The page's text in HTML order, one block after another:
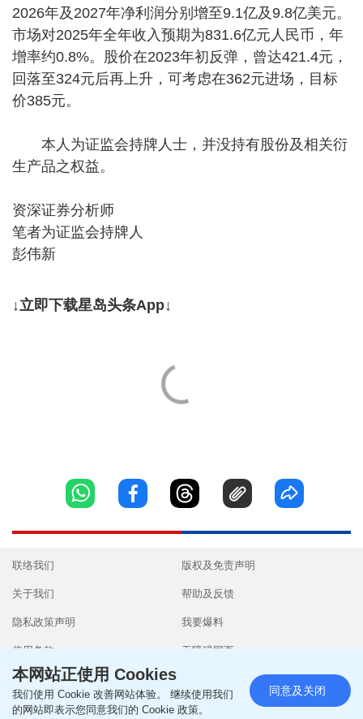
2026年及2027年净利润分别增至9.1亿及9.8亿美元。
市场对2025年全年收入预期为831.6亿元人民币，年
增率约0.8%。股价在2023年初反弹，曾达421.4元，
回落至324元后再上升，可考虑在362元进场，目标
价385元。
本人为证监会持牌人士，并没持有股份及相关衍
生产品之权益。
资深证券分析师
笔者为证监会持牌人
彭伟新
↓立即下载星岛头条App↓
联络我们
关于我们
隐私政策声明
使用条款
版权及免责声明
帮助及反馈
我要爆料
无障碍网页
Copyright © 2026 SingTao Ltd.All rights reserved.
本网站正使用 Cookies
我们使用 Cookie 改善网站体验。 继续使用我们
的网站即表示您同意我们的 Cookie 政策。
同意及关闭